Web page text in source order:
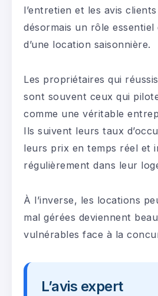
l’entretien et les avis
désormais un rôle essentiel
d’une location saisonnière.
Les propriétaires qui
sont souvent ceux qui
comme une véritable
Ils suivent leurs taux
leurs prix en temps réel et
régulièrement dans leur
À l’inverse, les locations
mal gérées deviennent
vulnérables face à la
L’avis expert